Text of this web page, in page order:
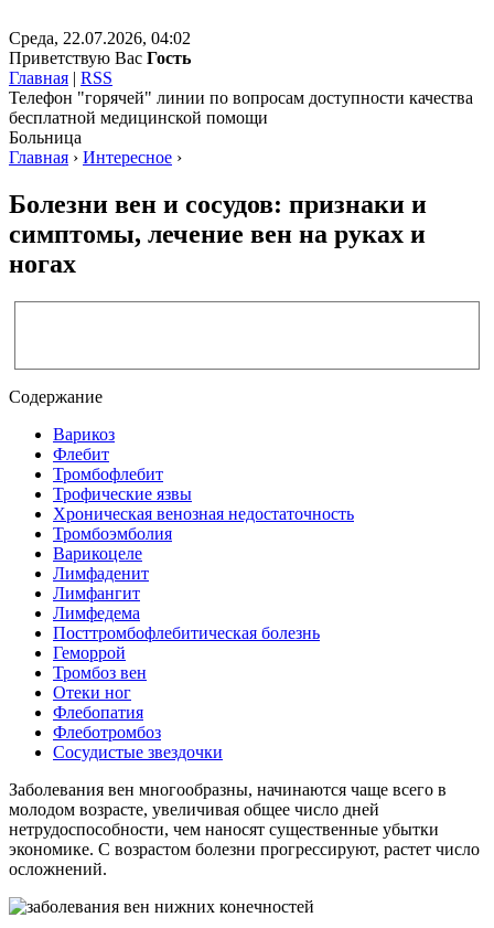
Среда, 22.07.2026, 04:02
Приветствую Вас Гость
Главная | RSS
Телефон "горячей" линии по вопросам доступности качества
бесплатной медицинской помощи
Больница
Главная › Интересное ›
Болезни вен и сосудов: признаки и
симптомы, лечение вен на руках и
ногах
Содержание
Варикоз
Флебит
Тромбофлебит
Трофические язвы
Хроническая венозная недостаточность
Тромбоэмболия
Варикоцеле
Лимфаденит
Лимфангит
Лимфедема
Посттромбофлебитическая болезнь
Геморрой
Тромбоз вен
Отеки ног
Флебопатия
Флеботромбоз
Сосудистые звездочки
Заболевания вен многообразны, начинаются чаще всего в
молодом возрасте, увеличивая общее число дней
нетрудоспособности, чем наносят существенные убытки
экономике. С возрастом болезни прогрессируют, растет число
осложнений.